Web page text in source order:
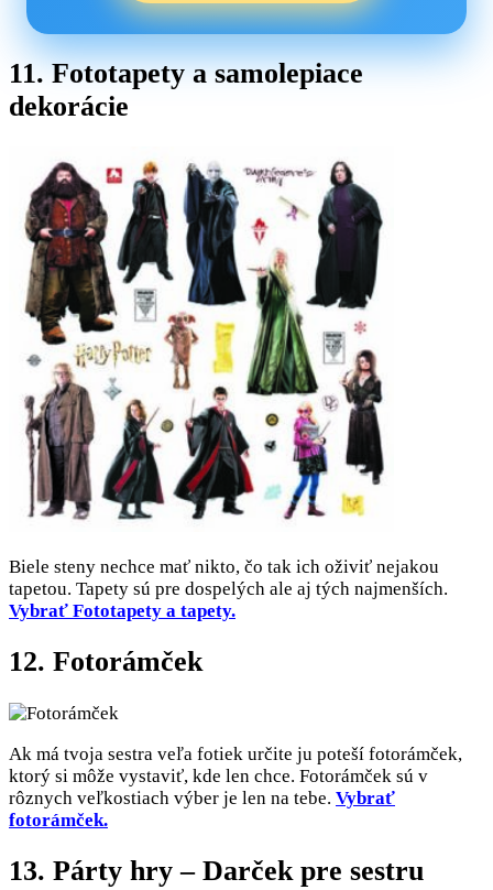
11. Fototapety a samolepiace
dekorácie
Biele steny nechce mať nikto, čo tak ich oživiť nejakou
tapetou. Tapety sú pre dospelých ale aj tých najmenších.
Vybrať Fototapety a tapety.
12. Fotorámček
Ak má tvoja sestra veľa fotiek určite ju poteší fotorámček,
ktorý si môže vystaviť, kde len chce. Fotorámček sú v
rôznych veľkostiach výber je len na tebe. Vybrať
fotorámček.
13. Párty hry – Darček pre sestru